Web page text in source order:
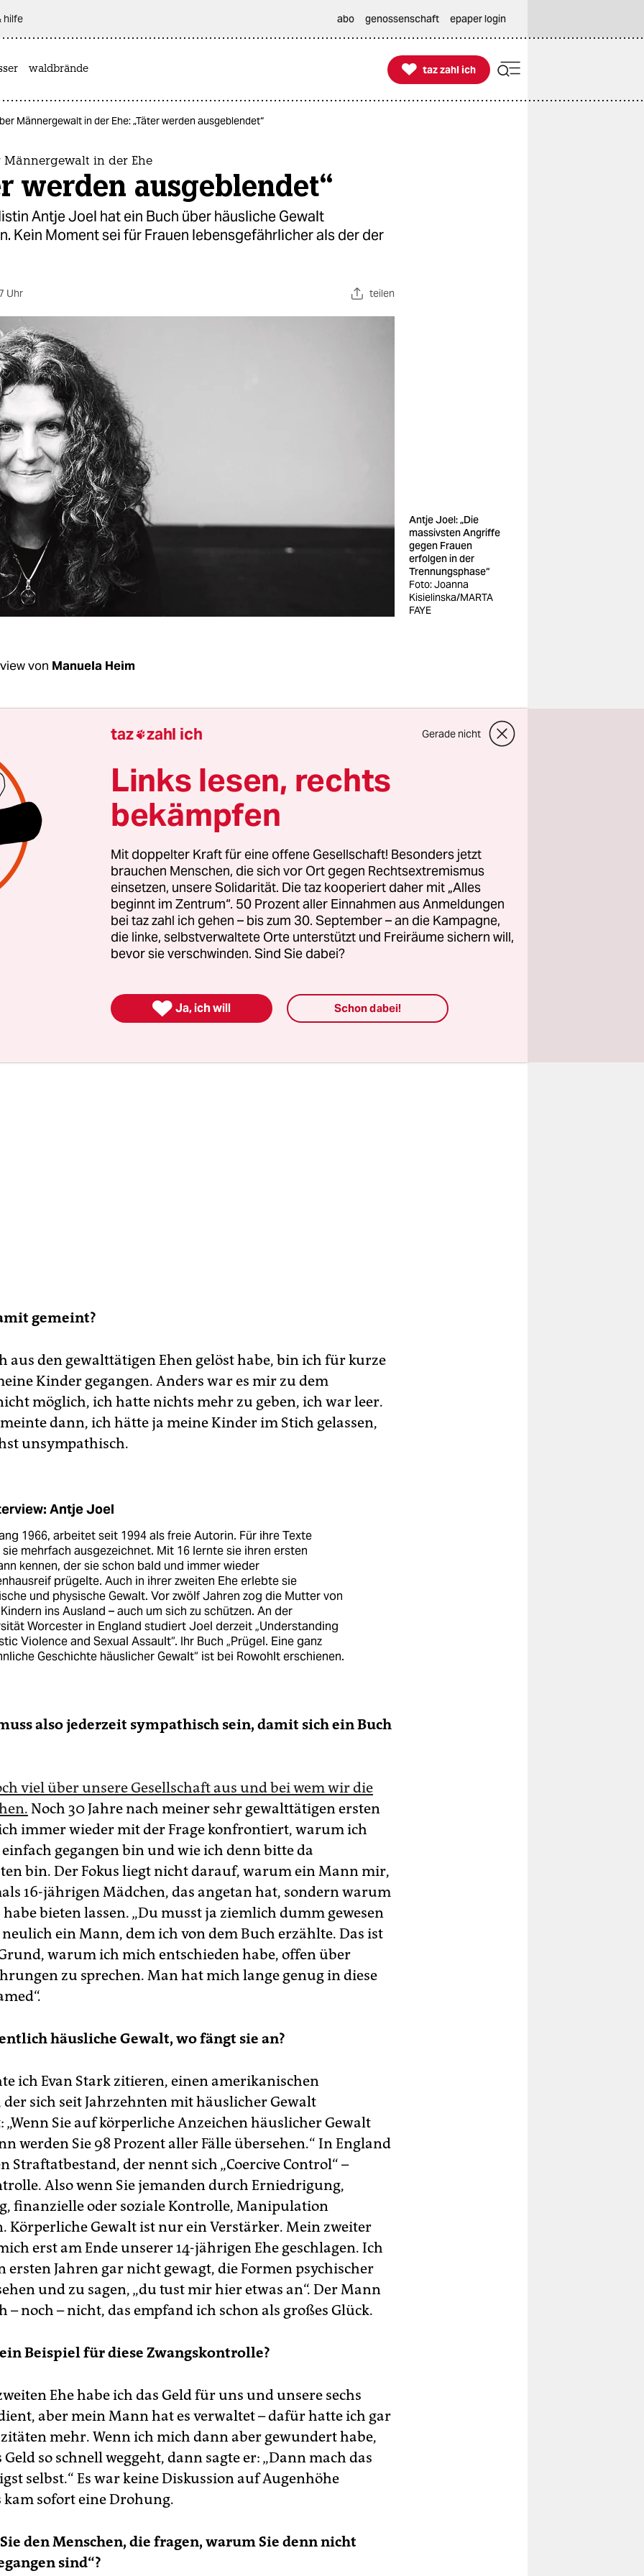
hilfe abo genossenschaft epaper login
waldbrände 
taz zahl ich
taz zahl ich
Männergewalt in der Ehe: „Täter werden ausgeblendet“
Männergewalt in der Ehe
werden ausgeblendet“
Antje Joel hat ein Buch über häusliche Gewalt
Kein Moment sei für Frauen lebensgefährlicher als der der
Uhr teilen
Antje Joel: „Die
massivsten Angriffe
gegen Frauen
erfolgen in der
Trennungsphase“
Foto: Joanna
Kisielinska/MARTA
FAYE
von Manuela Heim
Ihr Ex-Mann hat Sie immer wieder brutal verprügelt.
Sie schon anonym darüber geschrieben.
so vielen Jahren, ein Buch unter Ihrem Namen?
mal. Das Konzept habe ich vor acht Jahren das
Das wollte aber kein Verlag haben.
Journalistin schreibt ein Buch über ihre
Gewalterfahrungen beim Tabuthema häusliche Gewalt.
Verlage das abgelehnt?
waren unterschiedlich. Die einen haben gesagt:
Seite gab es Bedenken, dass ich nicht unbedingt das
gemeint?
aus den gewalttätigen Ehen gelöst habe, bin ich für kurze
Kinder gegangen. Anders war es mir zu dem
möglich, ich hatte nichts mehr zu geben, ich war leer.
dann, ich hätte ja meine Kinder im Stich gelassen,
unsympathisch.
Antje Joel
1966, arbeitet seit 1994 als freie Autorin. Für ihre Texte
mehrfach ausgezeichnet. Mit 16 lernte sie ihren ersten
kennen, der sie schon bald und immer wieder
prügelte. Auch in ihrer zweiten Ehe erlebte sie
und physische Gewalt. Vor zwölf Jahren zog die Mutter von
ins Ausland – auch um sich zu schützen. An der
Worcester in England studiert Joel derzeit „Understanding
Violence and Sexual Assault“. Ihr Buch „Prügel. Eine ganz
Geschichte häuslicher Gewalt“ ist bei Rowohlt erschienen.
also jederzeit sympathisch sein, damit sich ein Buch
viel über unsere Gesellschaft aus und bei wem wir die
Noch 30 Jahre nach meiner sehr gewalttätigen ersten
immer wieder mit der Frage konfrontiert, warum ich
gegangen bin und wie ich denn bitte da
bin. Der Fokus liegt nicht darauf, warum ein Mann mir,
16-jährigen Mädchen, das angetan hat, sondern warum
bieten lassen. „Du musst ja ziemlich dumm gewesen
neulich ein Mann, dem ich von dem Buch erzählte. Das ist
warum ich mich entschieden habe, offen über
zu sprechen. Man hat mich lange genug in diese
häusliche Gewalt, wo fängt sie an?
ich Evan Stark zitieren, einen amerikanischen
der sich seit Jahrzehnten mit häuslicher Gewalt
„Wenn Sie auf körperliche Anzeichen häuslicher Gewalt
werden Sie 98 Prozent aller Fälle übersehen.“ In England
Straftatbestand, der nennt sich „Coer­cive Control“ –
Also wenn Sie jemanden durch Erniedrigung,
finanzielle oder soziale Kontrolle, Manipulation
Körperliche Gewalt ist nur ein Verstärker. Mein zweiter
erst am Ende unserer 14-jährigen Ehe geschlagen. Ich
ersten Jahren gar nicht gewagt, die Formen psychischer
und zu sagen, „du tust mir hier etwas an“. Der Mann
– noch – nicht, das empfand ich schon als großes Glück.
Beispiel für diese Zwangskontrolle?
Ehe habe ich das Geld für uns und unsere sechs
aber mein Mann hat es verwaltet – dafür hatte ich gar
mehr. Wenn ich mich dann aber gewundert habe,
so schnell weggeht, dann sagte er: „Dann mach das
selbst.“ Es war keine Diskussion auf Augenhöhe
kam sofort eine Drohung.
Sie den Menschen, die fragen, warum Sie denn nicht
sind“?
taz zahl ich Gerade nicht
Links lesen, rechts
bekämpfen
Mit doppelter Kraft für eine offene Gesellschaft! Besonders jetzt
brauchen Menschen, die sich vor Ort gegen Rechtsextremismus
einsetzen, unsere Solidarität. Die taz kooperiert daher mit „Alles
beginnt im Zentrum“. 50 Prozent aller Einnahmen aus Anmeldungen
bei taz zahl ich gehen – bis zum 30. September – an die Kampagne,
die linke, selbstverwaltete Orte unterstützt und Freiräume sichern will,
bevor sie verschwinden. Sind Sie dabei?
 Ja, ich will Schon dabei!